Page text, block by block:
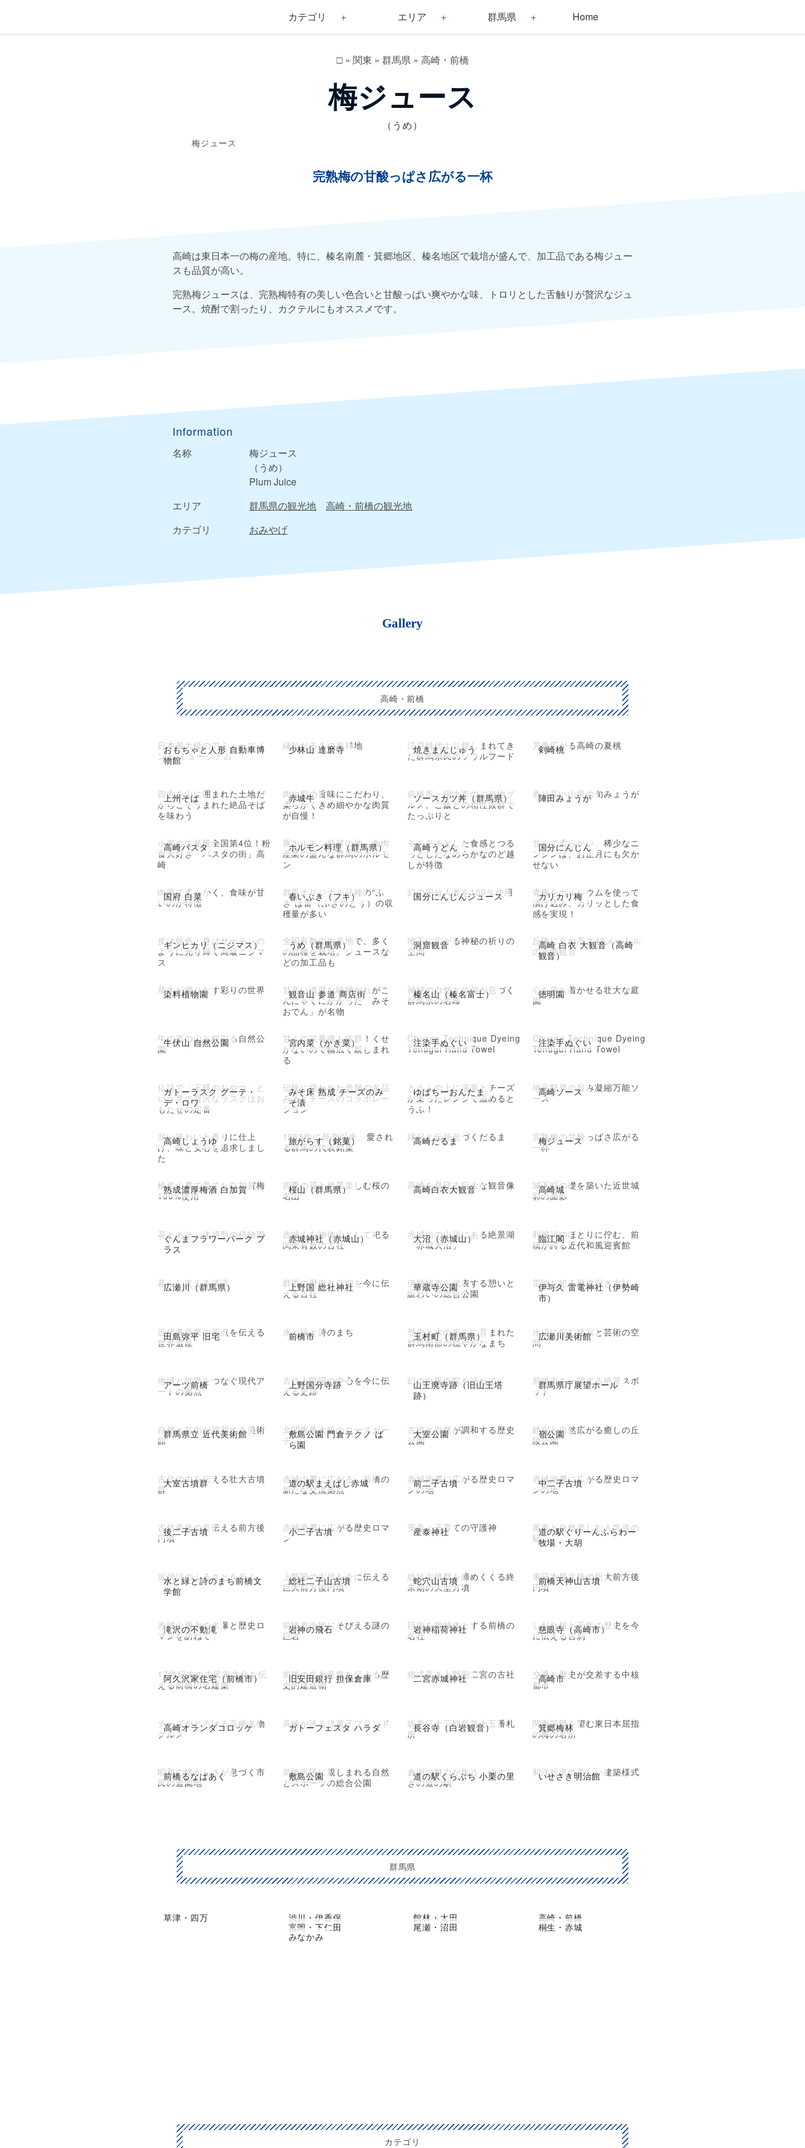
カテゴリ エリア 群馬県 Home
□» 関東 » 群馬県» 高崎・前橋
梅ジュース
（うめ）
梅ジュース
完熟梅の甘酸っぱさ広がる一杯
高崎は東日本一の梅の産地。特に、榛名南麓・箕郷地区、榛名地区で栽培が盛んで、加工品である梅ジュー
スも品質が高い。
完熟梅ジュースは、完熟梅特有の美しい色合いと甘酸っぱい爽やかな味、トロリとした舌触りが贅沢なジュ
ース。焼酎で割ったり、カクテルにもオススメです。
Information
名称
梅ジュース
（うめ）
Plum Juice
エリア
群馬県の観光地
高崎・前橋の観光地
カテゴリ
おみやげ
Gallery
高崎・前橋
おもちゃと人形 自動車博
物館
日本最大級のアミューズメ
ント ミュージアム
少林山 達磨寺
縁起だるまの発祥地 焼きまんじゅう
江戸時代より親しまれてき
た群馬県民のソウルフード
剣崎桃
芳香広がる高崎の夏桃
上州そば
四方を山に囲まれた土地だ
からこそうまれた絶品そば
を味わう
赤城牛
肉や脂の旨味にこだわり、
柔らかくきめ細やかな肉質
が自慢！
ソースカツ丼（群馬県）
前橋市・桐生市のご当地グ
ルメ。ご飯との相性抜群で
たっぷりと
陣田みょうが
香り高い山里の旬みょうが
高崎パスタ
小麦の生産量全国第4位！粉
食大好き「パスタの街」高
崎
ホルモン料理（群馬県）
豚ホルモン発祥の地、食肉
産業の盛んな群馬のホルモ
ン
高崎うどん
モチモチとした食感とつる
っとしたなめらかなのど越
しが特徴
国分にんじん
甘くて柔らかい、稀少なニ
ンジンは、お正月にも欠か
せない
国府 白菜
肉厚で柔らかく、食味が甘
いのが特徴
春いぶき（フキ）
群馬オリジナル品種の“ふ
き”は蕾（ふきのとう）の収
穫量が多い
国分にんじんジュース
幻の国分人参を100％使用 カリカリ梅
青梅をカルシウムを使って
漬け込み、カリッとした食
感を実現！
ギンヒカリ（ニジマス）
皮は銀色・身はサーモンの
ように光り輝く高級ニジマ
ス
うめ（群馬県）
全国有数の生産地で、多く
の品種を栽培。ジュースな
どの加工品も
洞窟観音
地下に広がる神秘の祈りの
空間
高崎 白衣 大観音（高崎
観音）
丘陵に立つ高さ42メートル
の高崎観音
染料植物園
草木が織りなす彩りの世界 観音山 参道 商店街
甘辛い濃厚な味噌だれがこ
んにゃくにかかった「みそ
おでん」が名物
榛名山（榛名富士）
神秘の自然と信仰が息づく
群馬県の名峰
徳明園
心を落ち着かせる壮大な庭
園
牛伏山 自然公園
牛の姿の山と桜彩る自然公
園
宮内菜（かき菜）
甘くて栄養価も抜群！くせ
がないので幅広く親しまれ
る
注染手ぬぐい
Chusen Technique Dyeing
Tenugui Hand Towel
注染手ぬぐい
Chusen Technique Dyeing
Tenugui Hand Towel
ガトーラスク グーテ・
デ・ロワ
仏語で「王様のおやつ」と
いう意の贅沢なラスクはお
もたせの定番
みそ床 熟成 チーズのみ
そ漬
伝統に培われた老舗の名品
みそとチーズのコラボレー
ション
ゆばちーおんたま
とうふの上に湯葉とチーズ
が乗ったレンジで温めると
うふ！
高崎ソース
地元野菜の旨み凝縮万能ソ
ース
高崎しょうゆ
深い味わいと香りに仕上
げ、味と安心を追求しまし
た
旅がらす（銘菓）
1958年に発売以来、愛され
る群馬の代表銘菓
高崎だるま
縁起と伝統息づくだるま 梅ジュース
完熟梅の甘酸っぱさ広がる
一杯
熟成濃厚梅酒 白加賀
榛名山麓で育てた白加賀梅
100%使用
桜山（群馬県）
四季の花と絶景楽しむ桜の
名山
高崎白衣大観音
高崎を見守る巨大な観音像 高崎城
城下町の礎を築いた近世城
郭の面影
ぐんまフラワーパーク プ
ラス
花とあそぶ体感型の植物園 赤城神社（赤城山）
赤城山を神体山として祀る
関東有数の古社
大沼（赤城山）
赤城山の山頂にある絶景湖
「赤城大沼」
臨江閣
利根川のほとりに佇む、前
橋が誇る近代和風迎賓館
広瀬川（群馬県）
暮らし支える清流 上野国 総社神社
群馬の歴史と信仰を今に伝
える古社
華蔵寺公園
伊勢崎市を代表する憩いと
賑わいの総合公園
伊与久 雷電神社（伊勢崎
市）
雷神を祀る歴史深き古社
田島弥平 旧宅
近代養蚕業の原点を伝える
世界遺産
前橋市
水と緑と詩のまち 玉村町（群馬県）
歴史と水の恵みに育まれた
群馬南部の穏やかなまち
広瀬川美術館
水辺に佇む静寂と芸術の空
間
アーツ前橋
地域と世界をつなぐ現代ア
ートの拠点
上野国分寺跡
古代上野国の中心を今に伝
える史跡
山王廃寺跡（旧山王塔
跡）
幻の白鳳寺院を訪ねて 群馬県庁展望ホール
前橋市を一望する絶景スポ
ット
群馬県立 近代美術館
自然と芸術が調和する美術
館
敷島公園 門倉テクノ ば
ら園
北関東最大級のローズガー
デン
大室公園
古墳と自然が調和する歴史
公園
嶺公園
静寂と自然広がる癒しの丘
陵公園
大室古墳群
古代の力を伝える壮大古墳
群
道の駅まえばし赤城
赤城山麓に広がる、前橋の
新たな交流拠点
前二子古墳
赤城南麓に広がる歴史ロマ
ンの地
中二子古墳
赤城南麓に広がる歴史ロマ
ンの地
後二子古墳
古代豪族の姿伝える前方後
円墳
小二子古墳
赤城南麓に広がる歴史ロマ
ン
産泰神社
安産・子育ての守護神
道の駅ぐりーんふらわー
牧場・大胡
風車と自然楽しむ人気道の
駅
水と緑と詩のまち前橋文
学館
近代詩のふるさとを歩く 総社二子山古墳
上野国の古代を今に伝える
巨大前方後円墳
蛇穴山古墳
総社古墳群を締めくくる終
末期の大型方墳
前橋天神山古墳
東日本最古級の巨大前方後
円墳
滝沢の不動滝
赤城山最大の名瀑と歴史ロ
マンを訪ねて
岩神の飛石
前橋市街地にそびえる謎の
巨岩
岩神稲荷神社
巨岩を御神体とする前橋の
名社
慈眼寺（高崎市）
しだれ桜と千年の歴史を今
に伝える古刹
阿久沢家住宅（前橋市）
17世紀末の古民家文化を伝
える前橋の名建築
旧安田銀行 担保倉庫
前橋の生糸産業を伝える歴
史的建造物
二宮赤城神社
格式高き上野国二宮の古社 高崎市
交通と歴史が交差する中核
都市
高崎オランダコロッケ
チーズがとろける高崎名物
グルメ
ガトーフェスタ ハラダ
高崎が誇る洋菓子ブランド 長谷寺（白岩観音）
坂東三十三観音第十五番札
所
箕郷梅林
関東平野を望む東日本屈指
の梅の名所
前橋るなぱあく
昭和の懐かしさが息づく市
民の遊園地
敷島公園
前橋市民に親しまれる自然
とスポーツの総合公園
道の駅くらぶち 小栗の里
倉渕の魅力が集う、やすら
ぎの道の駅
いせさき明治館
和洋折衷の美しい建築様式
群馬県
草津・四万 渋川・伊香保 館林・太田
高崎・前橋
富岡・下仁田
尾瀬・沼田
桐生・赤城
みなかみ
カテゴリ